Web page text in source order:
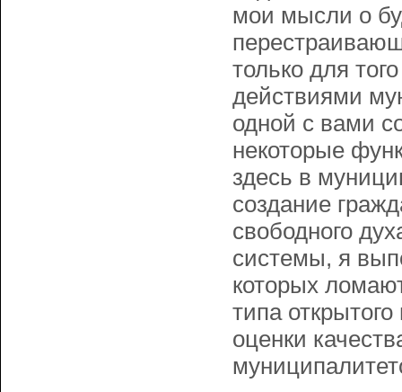
мои мысли о
только для
действиями
одной с вами
некоторые
здесь в
создание
свободного
системы, я
которых
типа
оценки